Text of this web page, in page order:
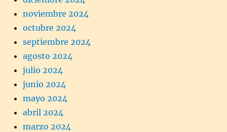
noviembre 2024
octubre 2024
septiembre 2024
agosto 2024
julio 2024
junio 2024
mayo 2024
abril 2024
marzo 2024